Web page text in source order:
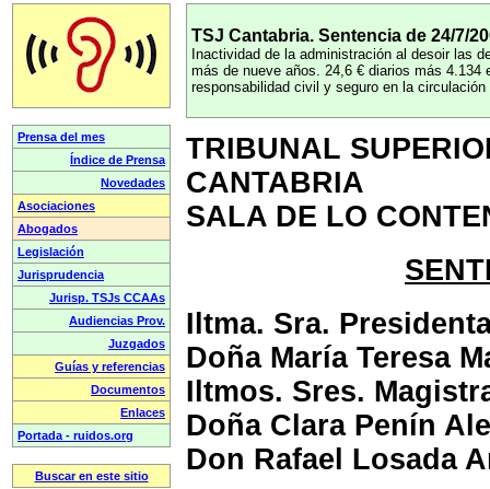
TSJ Cantabria. Sentencia de 24/7/
Inactividad de la administración al desoir las
más de nueve años. 24,6 € diarios más 4.134
responsabilidad civil y seguro en la
TRIBUNAL
CANTABRIA
SALA DE LO
Iltma. Sra.
Doña María Teresa
Iltmos. Sres.
Doña Clara Penín
Don Rafael Losada